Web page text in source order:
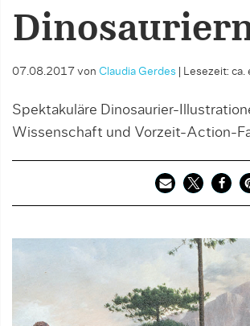
07.08.2017 von Claudia Gerdes Lesezeit: ca.
Spektakuläre Dinosaurier-
Wissenschaft und Vorzeit-Action-